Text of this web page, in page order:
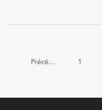
Précédent 1